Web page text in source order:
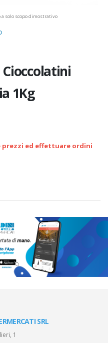
solo scopo dimostrativo
1Kg
prezzi ed effettuare ordini
SRL
1